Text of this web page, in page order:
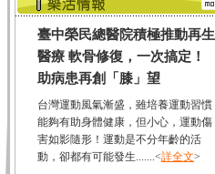
臺中榮民總醫院積極推動再生
醫療 軟骨修復，一次搞定！
助病患再創「膝」望
台灣運動風氣漸盛，雖培養運動習慣
能夠有助身體健康，但小心，運動傷
害如影隨形！運動是不分年齡的活
動，卻都有可能發生.......<詳全文>